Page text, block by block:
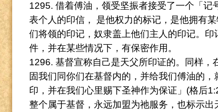
1295. 借着傅油，领受坚振者接受了一个「记
表个人的印信， 是他权力的标记，是他拥有
们将领的印记，奴隶盖上他们主人的印记。 印
件，并在某些情况下，有保密作用。
1296. 基督宣称自己是天父所印证的。
同样，
固我们同你们在基督内的，并给我们傅油的
印，并在我们心里赐下圣神作为保证 」(格后
整个属于基督，永远加盟为祂服务，也标示